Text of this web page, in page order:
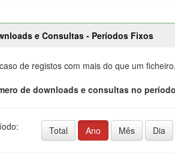
e Consultas - Períodos Fixos
de registos com mais do que um
de downloads e consultas no
Total Ano Mês Dia